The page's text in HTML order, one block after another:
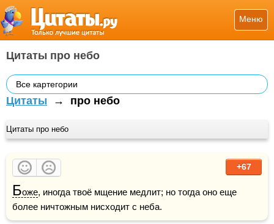
Меню
Цитаты про небо
Все картегории
Цитаты → про небо
Цитаты про небо
+67
Боже, иногда твоё мщение медлит; но тогда оно еще
более ничтожным нисходит с неба.